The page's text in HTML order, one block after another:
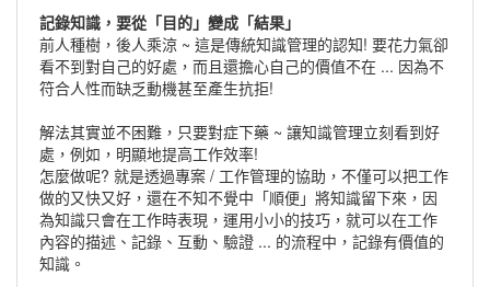
記錄知識，要從「目的」變成「結果」
前人種樹，後人乘涼 ~ 這是傳統知識管理的認知! 要花力氣卻
看不到對自己的好處，而且還擔心自己的價值不在 ... 因為不
符合人性而缺乏動機甚至產生抗拒!
解法其實並不困難，只要對症下藥 ~ 讓知識管理立刻看到好
處，例如，明顯地提高工作效率!
怎麼做呢? 就是透過專案 / 工作管理的協助，不僅可以把工作
做的又快又好，還在不知不覺中「順便」將知識留下來，因
為知識只會在工作時表現，運用小小的技巧，就可以在工作
內容的描述、記錄、互動、驗證 ... 的流程中，記錄有價值的
知識。